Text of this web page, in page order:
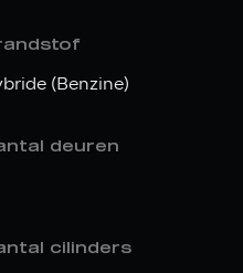
(Benzine)
deuren
cilinders